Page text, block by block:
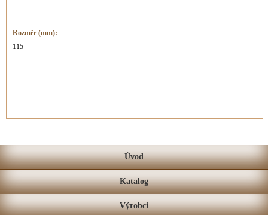
Rozměr (mm):
115
Úvod
Katalog
Výrobci